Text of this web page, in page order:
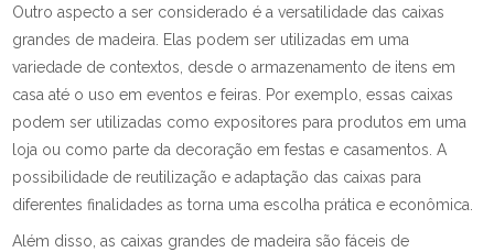
Outro aspecto a ser considerado é a versatilidade das caixas
grandes de madeira. Elas podem ser utilizadas em uma
variedade de contextos, desde o armazenamento de itens em
casa até o uso em eventos e feiras. Por exemplo, essas caixas
podem ser utilizadas como expositores para produtos em uma
loja ou como parte da decoração em festas e casamentos. A
possibilidade de reutilização e adaptação das caixas para
diferentes finalidades as torna uma escolha prática e econômica.
Além disso, as caixas grandes de madeira são fáceis de